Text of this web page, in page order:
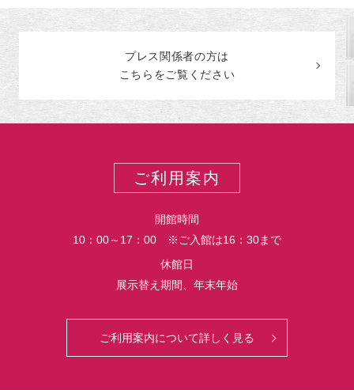
ン
ト
の
カ
示
プレス関係者の方は
こちらをご覧ください
ご利用案内
開館時間
10：00～17：00 ※ご入館は16：30まで
休館日
展示替え期間、年末年始
ご利用案内について詳しく見る